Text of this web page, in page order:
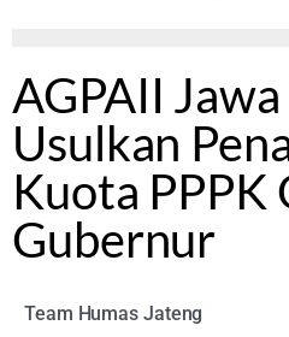
AGPAII
Usulkan
Kuota PPPK
Gubernur
Team Humas Jateng